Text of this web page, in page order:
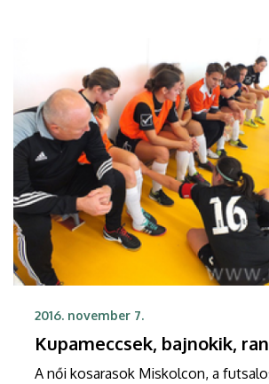
2016. november 7.
Kupameccsek, bajnokik,
A női kosarasok Miskolcon, a